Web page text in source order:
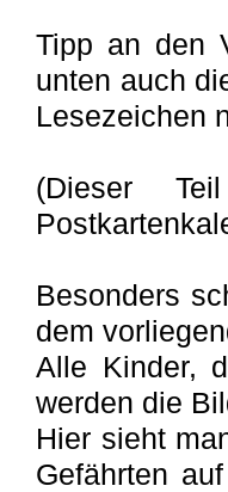
Tipp an den
unten auch
Lesezeichen
(Dieser
Besonders
dem
Alle Kinder,
werden die
Hier sieht
Gefährten